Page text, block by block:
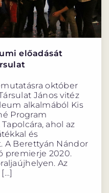
előadását
október
János vitéz
alkalmából Kis
Program
ahol az
és
A Berettyán Nándor
premierje 2020.
Az